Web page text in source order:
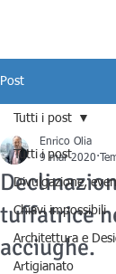
Post
Tutti i post
Divulgazione,
Chiavi impossibili
Architettura e
Artigianato
Tutti i post
tuffatrice
acciughe.
Enrico Olia
9 mar 2020